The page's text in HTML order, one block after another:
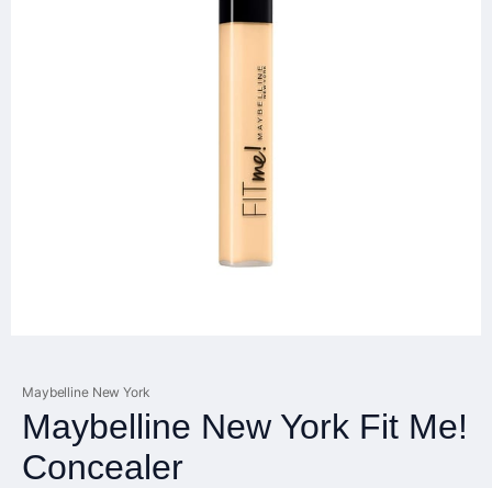
Maybelline New York
Maybelline New York Fit Me!
Concealer